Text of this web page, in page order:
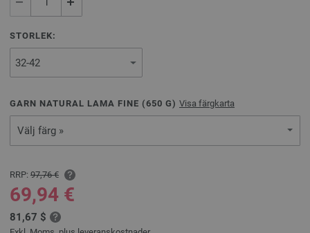
STORLEK:
GARN NATURAL LAMA FINE (650 G) Visa färgkarta
Välj färg »
RRP: 97,76 €
69,94 €
81,67 $